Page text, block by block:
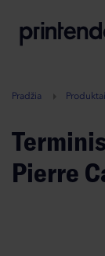
A
Pradžia Produktai
Terminis butelis 650 ml
Pierre